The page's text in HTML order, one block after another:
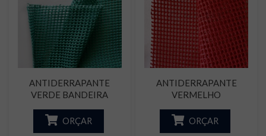
ANTIDERRAPANTE
VERDE BANDEIRA
ORÇAR
ANTIDERRAPANTE
VERMELHO
ORÇAR